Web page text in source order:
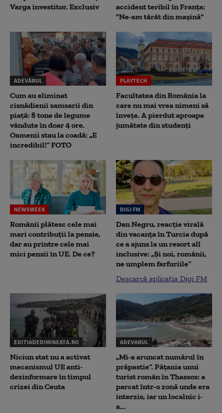
Varga investitor. Exclusiv
accident teribil în Franța:
"Ne-am târât din mașină"
ADEVĂRUL
Cum au eliminat
cisnădienii samsarii din
piață: 8 tone de legume
vândute în doar 4 ore.
Oamenii stau la coadă: „E
incredibil!” FOTO
PLAYTECH
Facultatea din România la
care nu mai vrea nimeni să
înveţe. A pierdut aproape
jumătate din studenţi
NEWSWEEK
Românii plătesc cele mai
mari contribuții la pensie,
dar au printre cele mai
mici pensii în UE. De ce?
DIGI FM
Dan Negru, reacție virală
din vacanța în Turcia după
ce a ajuns la un resort all
inclusive: „Și noi, românii,
ne umplem farfuriile”
Descarcă aplicația Digi FM
EDITIADEDIMINEATA.RO
Niciun stat nu a activat
mecanismul UE anti-
dezinformare în timpul
crizei din Ceuta
ADEVARUL
„Mi-a aruncat numărul în
prăpastie”. Pățania unui
turist român în Thassos: a
parcat într-o zonă unde era
interzis, iar un localnic i-
a...